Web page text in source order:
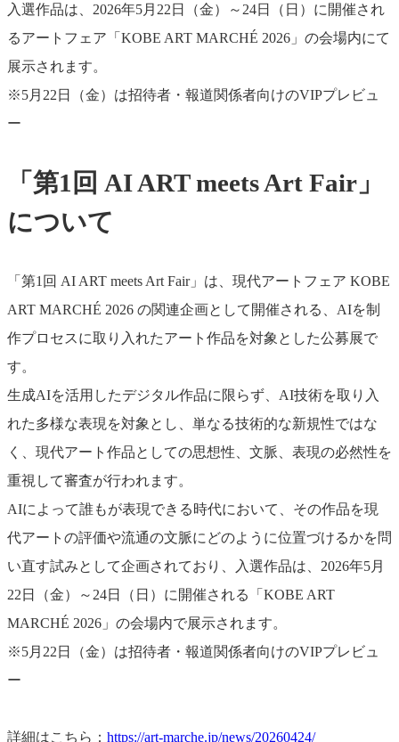
入選作品は、2026年5月22日（金）～24日（日）に開催され
るアートフェア「KOBE ART MARCHÉ 2026」の会場内にて
展示されます。
※5月22日（金）は招待者・報道関係者向けのVIPプレビュ
ー
「第1回 AI ART meets Art Fair」
について
「第1回 AI ART meets Art Fair」は、現代アートフェア KOBE
ART MARCHÉ 2026 の関連企画として開催される、AIを制
作プロセスに取り入れたアート作品を対象とした公募展で
す。
生成AIを活用したデジタル作品に限らず、AI技術を取り入
れた多様な表現を対象とし、単なる技術的な新規性ではな
く、現代アート作品としての思想性、文脈、表現の必然性を
重視して審査が行われます。
AIによって誰もが表現できる時代において、その作品を現
代アートの評価や流通の文脈にどのように位置づけるかを問
い直す試みとして企画されており、入選作品は、2026年5月
22日（金）～24日（日）に開催される「KOBE ART
MARCHÉ 2026」の会場内で展示されます。
※5月22日（金）は招待者・報道関係者向けのVIPプレビュ
ー
詳細はこちら： https://art-marche.jp/news/20260424/